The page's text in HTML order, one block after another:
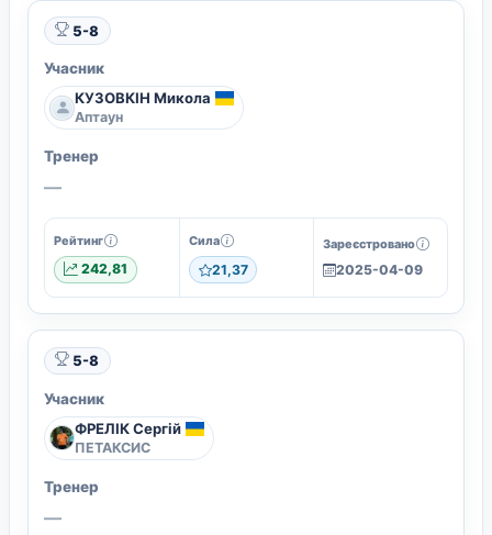
5-8
Учасник
КУЗОВКІН Микола
Аптаун
Тренер
—
Рейтинг
242,81
Сила
21,37
Зареєстровано
2025-04-09
5-8
Учасник
ФРЕЛІК Сергій
ПЕТАКСИС
Тренер
—